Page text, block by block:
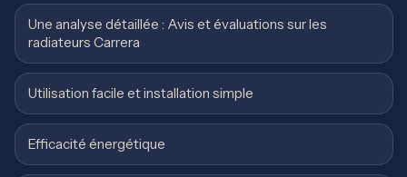
Une analyse détaillée : Avis et évaluations sur les
radiateurs Carrera
Utilisation facile et installation simple
Efficacité énergétique